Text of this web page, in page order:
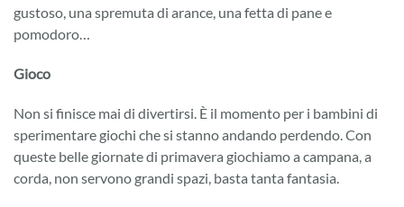
gustoso, una spremuta di arance, una fetta di pane e
pomodoro…
Gioco
Non si finisce mai di divertirsi. È il momento per i bambini di
sperimentare giochi che si stanno andando perdendo. Con
queste belle giornate di primavera giochiamo a campana, a
corda, non servono grandi spazi, basta tanta fantasia.